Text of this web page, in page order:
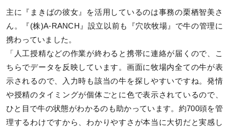
主に『まきばの彼女』を活用しているのは事務の栗栖智美さ
ん。『(株)A-RANCH』設立以前も『穴吹牧場』で牛の管理に
携わっていました。
「人工授精などの作業が終わると携帯に連絡が届くので、こ
ちらでデータを反映しています。画面に牧場内全ての牛が表
示されるので、入力時も該当の牛を探しやすいですね。発情
や授精のタイミングが個体ごとに色で表示されているので、
ひと目で牛の状態がわかるのも助かっています。約700頭を管
理するわけですから、わかりやすさが本当に大切だと実感し